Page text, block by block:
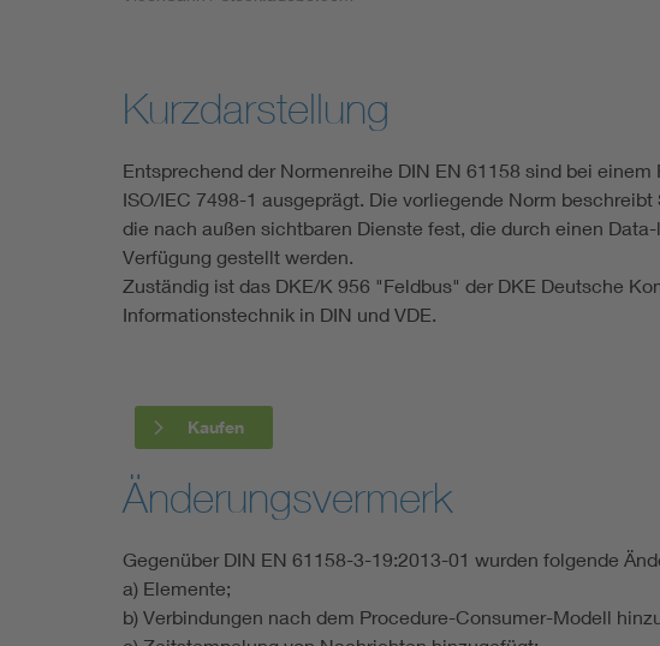
Living
Smart Cities
Kurzdarstellung
Entsprechend der Normenreihe DIN EN 61158 sind bei
ISO/IEC 7498-1 ausgeprägt. Die vorliegende Norm beschreibt
die nach außen sichtbaren Dienste fest, die durch einen Data-
Verfügung gestellt werden.
Zuständig ist das DKE/K 956 "Feldbus" der DKE Deutsche
Informationstechnik in DIN und VDE.
Kaufen
Änderungsvermerk
Gegenüber DIN EN 61158-3-19:2013-01 wurden folgende
a) Elemente;
b) Verbindungen nach dem Procedure-Consumer-Modell